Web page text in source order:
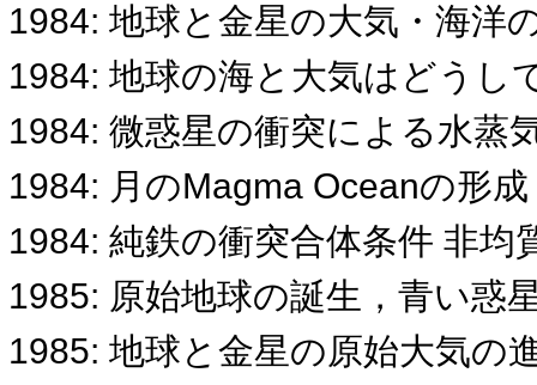
1984: 地球と金星の大気・海洋
1984: 地球の海と大気はどうし
1984: 微惑星の衝突による水蒸
1984: 月のMagma Oceanの形
1984: 純鉄の衝突合体条件 非
1985: 原始地球の誕生，青い惑
1985: 地球と金星の原始大気の